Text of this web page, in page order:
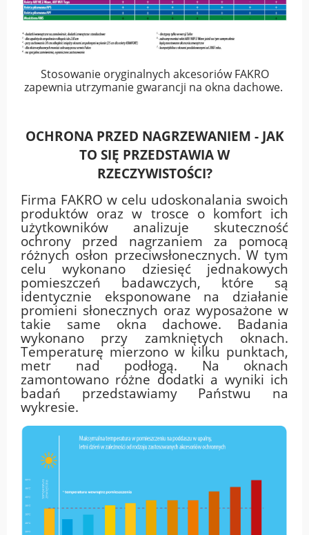
Stosowanie oryginalnych akcesoriów FAKRO
zapewnia utrzymanie gwarancji na okna dachowe.
OCHRONA PRZED NAGRZEWANIEM - JAK
TO SIĘ PRZEDSTAWIA W
RZECZYWISTOŚCI?
Firma FAKRO w celu udoskonalania swoich
produktów oraz w trosce o komfort ich
użytkowników analizuje skuteczność
ochrony przed nagrzaniem za pomocą
różnych osłon przeciwsłonecznych. W tym
celu wykonano dziesięć jednakowych
pomieszczeń badawczych, które są
identycznie eksponowane na działanie
promieni słonecznych oraz wyposażone w
takie same okna dachowe. Badania
wykonano przy zamkniętych oknach.
Temperaturę mierzono w kilku punktach,
metr nad podłogą. Na oknach
zamontowano różne dodatki a wyniki ich
badań przedstawiamy Państwu na
wykresie.